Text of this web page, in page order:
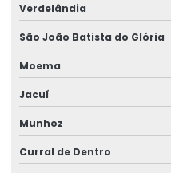
Verdelândia
São João Batista do Glória
Moema
Jacuí
Munhoz
Curral de Dentro